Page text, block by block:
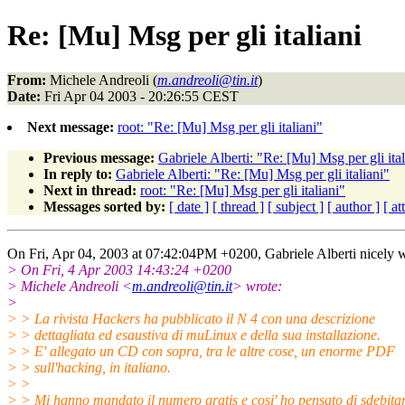
Re: [Mu] Msg per gli italiani
From: Michele Andreoli (m.andreoli@tin.it)
Date: Fri Apr 04 2003 - 20:26:55 CEST
Next message: root: "Re: [Mu] Msg per gli italiani"
Previous message: Gabriele Alberti: "Re: [Mu] Msg per gli
In reply to: Gabriele Alberti: "Re: [Mu] Msg per gli italiani"
Next in thread: root: "Re: [Mu] Msg per gli italiani"
Messages sorted by: [ date ] [ thread ] [ subject ] [ author ] [
On Fri, Apr 04, 2003 at 07:42:04PM +0200, Gabriele Alberti nicely
> On Fri, 4 Apr 2003 14:43:24 +0200
> Michele Andreoli <m.andreoli@tin.it> wrote:
>
> > La rivista Hackers ha pubblicato il N 4 con una descrizione
> > dettagliata ed esaustiva di muLinux e della sua installazione.
> > E' allegato un CD con sopra, tra le altre cose, un enorme PDF
> > sull'hacking, in italiano.
> >
> > Mi hanno mandato il numero gratis e cosi' ho pensato di